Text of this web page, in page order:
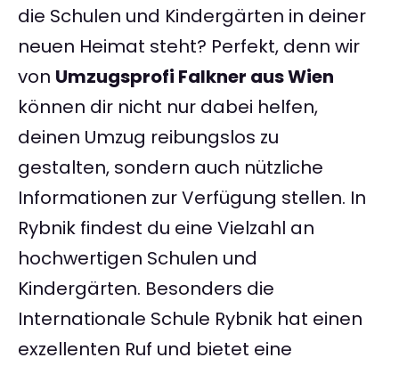
die Schulen und Kindergärten in deiner
neuen Heimat steht? Perfekt, denn wir
von Umzugsprofi Falkner aus Wien
können dir nicht nur dabei helfen,
deinen Umzug reibungslos zu
gestalten, sondern auch nützliche
Informationen zur Verfügung stellen. In
Rybnik findest du eine Vielzahl an
hochwertigen Schulen und
Kindergärten. Besonders die
Internationale Schule Rybnik hat einen
exzellenten Ruf und bietet eine